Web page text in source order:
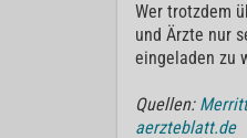
Wer trotzdem
und Ärzte nur
eingeladen zu
Quellen:
aerzteblatt.de